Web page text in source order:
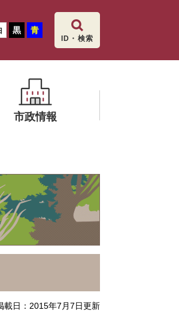
黒 青
ID・検索
市政情報
日：2015年7月7日更新